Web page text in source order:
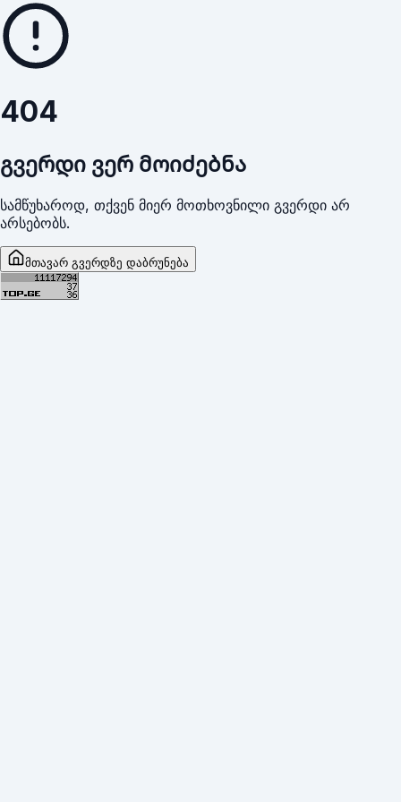
404
გვერდი ვერ მოიძებნა
სამწუხაროდ, თქვენ მიერ მოთხოვნილი გვერდი არ
არსებობს.
მთავარ გვერდზე დაბრუნება